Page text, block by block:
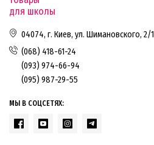
для школы
04074, г. Киев, ул. Шимановского, 2/1
(068) 418-61-24
(093) 974-66-94
(095) 987-29-55
МЫ В СОЦСЕТЯХ: